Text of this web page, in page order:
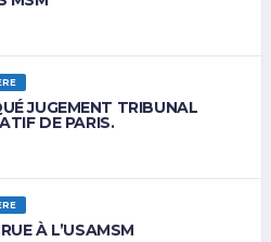
JUGEMENT TRIBUNAL
DE PARIS.
À L’USAMSM